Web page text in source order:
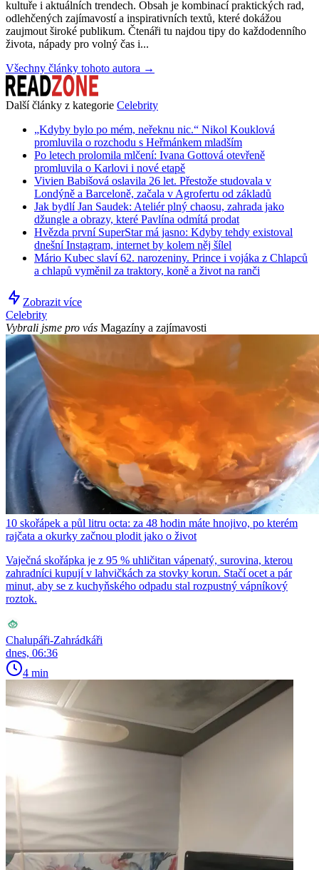
kultuře i aktuálních trendech. Obsah je kombinací praktických rad,
odlehčených zajímavostí a inspirativních textů, které dokážou
zaujmout široké publikum. Čtenáři tu najdou tipy do každodenního
života, nápady pro volný čas i...
Všechny články tohoto autora →
Další články z kategorie Celebrity
„Kdyby bylo po mém, neřeknu nic.“ Nikol Kouklová
promluvila o rozchodu s Heřmánkem mladším
Po letech prolomila mlčení: Ivana Gottová otevřeně
promluvila o Karlovi i nové etapě
Vivien Babišová oslavila 26 let. Přestože studovala v
Londýně a Barceloně, začala v Agrofertu od základů
Jak bydlí Jan Saudek: Ateliér plný chaosu, zahrada jako
džungle a obrazy, které Pavlína odmítá prodat
Hvězda první SuperStar má jasno: Kdyby tehdy existoval
dnešní Instagram, internet by kolem něj šílel
Mário Kubec slaví 62. narozeniny. Prince i vojáka z Chlapců
a chlapů vyměnil za traktory, koně a život na ranči
Zobrazit více
Celebrity
Vybrali jsme pro vás Magazíny a zajímavosti
10 skořápek a půl litru octa: za 48 hodin máte hnojivo, po kterém
rajčata a okurky začnou plodit jako o život
Vaječná skořápka je z 95 % uhličitan vápenatý, surovina, kterou
zahradníci kupují v lahvičkách za stovky korun. Stačí ocet a pár
minut, aby se z kuchyňského odpadu stal rozpustný vápníkový
roztok.
Chalupáři-Zahrádkáři
dnes, 06:36
4 min